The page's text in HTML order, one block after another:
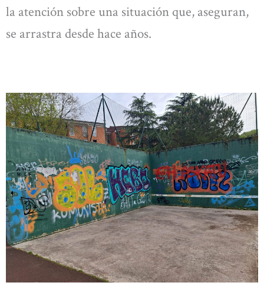
la atención sobre una situación que, aseguran,
se arrastra desde hace años.